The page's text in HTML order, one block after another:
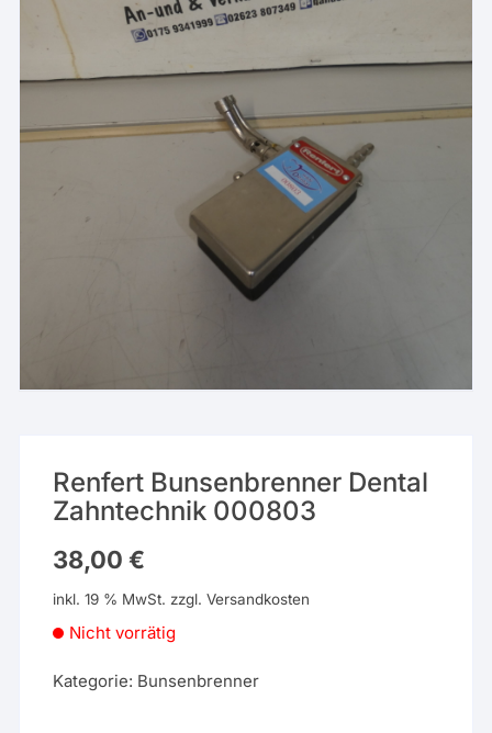
Renfert Bunsenbrenner Dental
Zahntechnik 000803
38,00€
inkl. 19 % MwSt. zzgl.Versandkosten
Nicht vorrätig
Kategorie: Bunsenbrenner